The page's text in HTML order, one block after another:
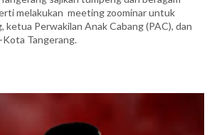
melakukan meeting zoominar untuk
ketua Perwakilan Anak Cabang (PAC), dan
Kota Tangerang.